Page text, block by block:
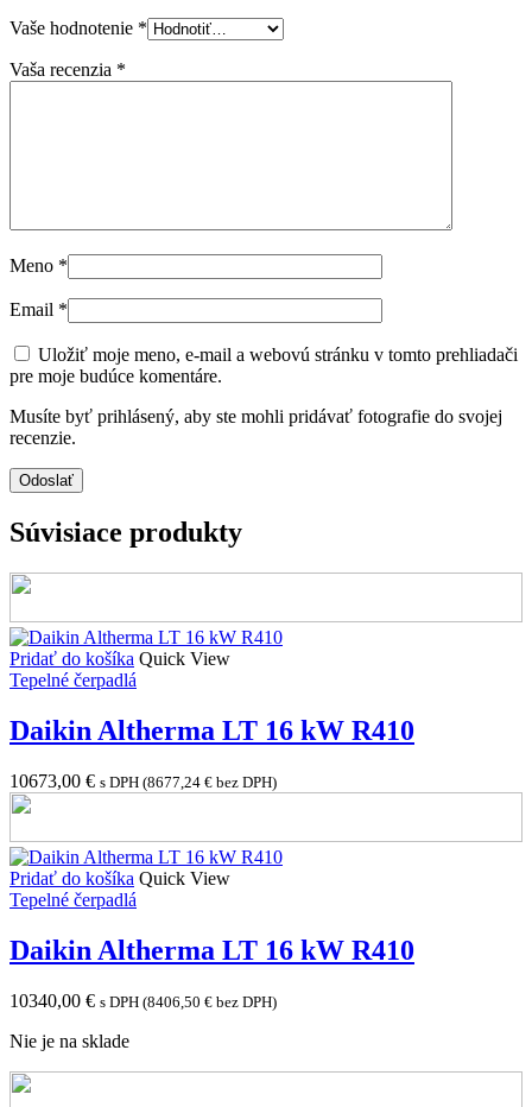
Vaše hodnotenie *
Vaša recenzia *
Meno *
Email *
Uložiť moje meno, e-mail a webovú stránku v tomto prehliadači
pre moje budúce komentáre.
Musíte byť prihlásený, aby ste mohli pridávať fotografie do svojej
recenzie.
Súvisiace produkty
Pridať do košíka Quick View
Tepelné čerpadlá
Daikin Altherma LT 16 kW R410
10673,00 € s DPH (8677,24 € bez DPH)
Pridať do košíka Quick View
Tepelné čerpadlá
Daikin Altherma LT 16 kW R410
10340,00 € s DPH (8406,50 € bez DPH)
Nie je na sklade